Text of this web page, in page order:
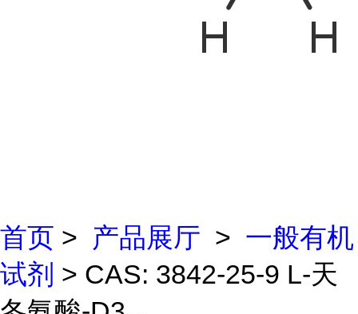
首页 > 产品展厅 > 一般有机
试剂 > CAS: 3842-25-9 L-天